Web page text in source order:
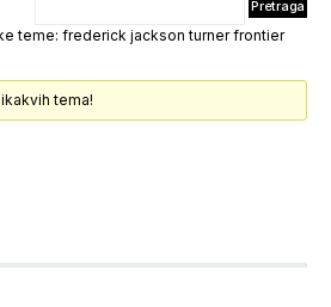
teme: frederick jackson turner frontier
tema!